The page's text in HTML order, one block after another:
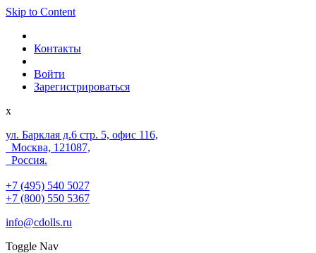
Skip to Content
Контакты
Войти
Зарегистрироваться
x
ул. Барклая д.6 стр. 5, офис 116,
Москва, 121087,
Россия.
+7 (495) 540 5027
+7 (800) 550 5367
info@cdolls.ru
Toggle Nav